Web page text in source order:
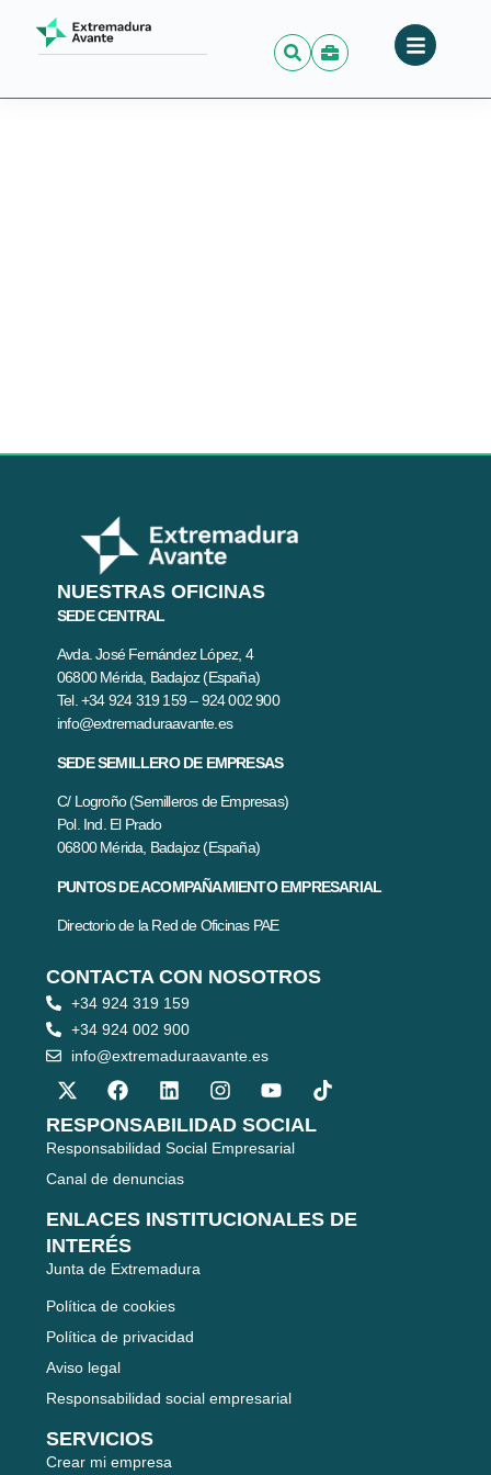
NUESTRAS OFICINAS
SEDE CENTRAL
Avda. José Fernández López, 4
06800 Mérida, Badajoz (España)
Tel. +34 924 319 159 – 924 002 900
info@extremaduraavante.es
SEDE SEMILLERO DE EMPRESAS
C/ Logroño (Semilleros de Empresas)
Pol. Ind. El Prado
06800 Mérida, Badajoz (España)
PUNTOS DE ACOMPAÑAMIENTO EMPRESARIAL
Directorio de la Red de Oficinas PAE
CONTACTA CON NOSOTROS
+34 924 319 159
+34 924 002 900
info@extremaduraavante.es
RESPONSABILIDAD SOCIAL
Responsabilidad Social Empresarial
Canal de denuncias
ENLACES INSTITUCIONALES DE
INTERÉS
Junta de Extremadura
Política de cookies
Política de privacidad
Aviso legal
Responsabilidad social empresarial
SERVICIOS
Crear mi empresa